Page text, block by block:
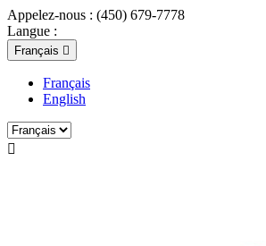
Appelez-nous : (450) 679-7778
Langue :
Français 
Français
English
